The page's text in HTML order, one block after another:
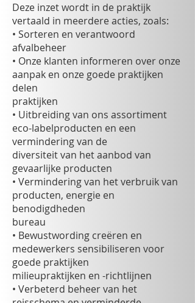
Deze inzet wordt in de praktijk
vertaald in meerdere acties, zoals:
• Sorteren en verantwoord
afvalbeheer
• Onze klanten informeren over onze
aanpak en onze goede praktijken
delen
praktijken
• Uitbreiding van ons assortiment
eco-labelproducten en een
vermindering van de
diversiteit van het aanbod van
gevaarlijke producten
• Vermindering van het verbruik van
producten, energie en
benodigdheden
bureau
• Bewustwording creëren en
medewerkers sensibiliseren voor
goede praktijken
milieupraktijken en -richtlijnen
• Verbeterd beheer van het